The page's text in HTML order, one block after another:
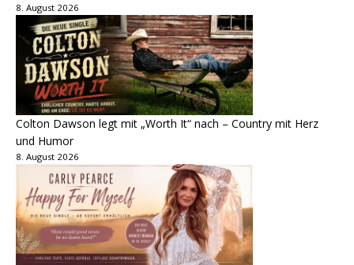
8. August 2026
Colton Dawson legt mit „Worth It“ nach – Country mit Herz
und Humor
8. August 2026